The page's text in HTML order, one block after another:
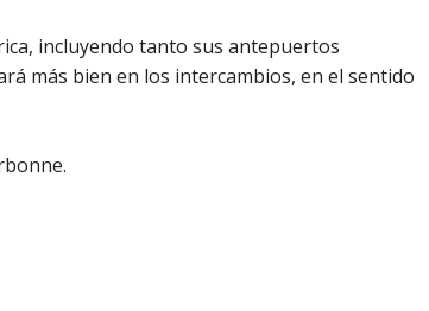
incluyendo tanto sus antepuertos
más bien en los intercambios, en el sentido